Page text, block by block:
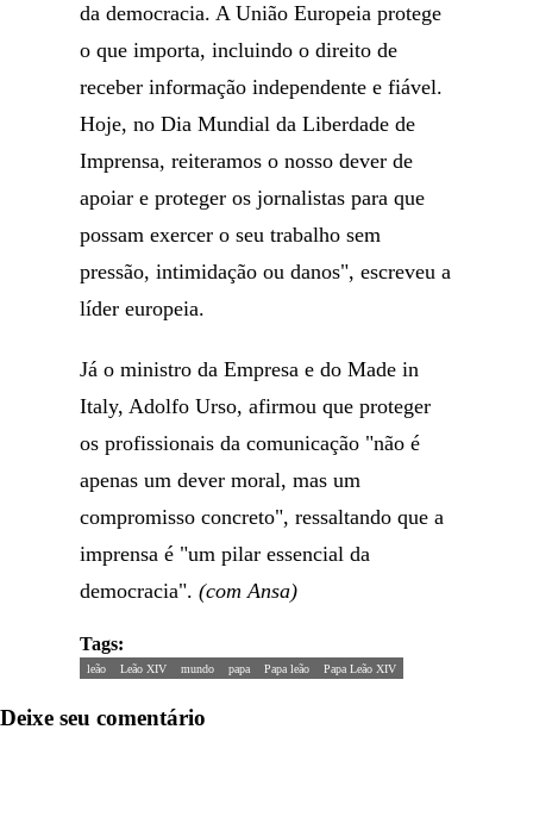
da democracia. A União Europeia protege
o que importa, incluindo o direito de
receber informação independente e fiável.
Hoje, no Dia Mundial da Liberdade de
Imprensa, reiteramos o nosso dever de
apoiar e proteger os jornalistas para que
possam exercer o seu trabalho sem
pressão, intimidação ou danos", escreveu a
líder europeia.
Já o ministro da Empresa e do Made in
Italy, Adolfo Urso, afirmou que proteger
os profissionais da comunicação "não é
apenas um dever moral, mas um
compromisso concreto", ressaltando que a
imprensa é "um pilar essencial da
democracia".(com Ansa)
Tags:
leão Leão XIV mundo papa Papa leão Papa Leão XIV
Deixe seu comentário